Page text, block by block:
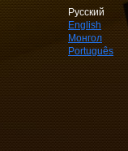
Русский
English
Монгол
Português